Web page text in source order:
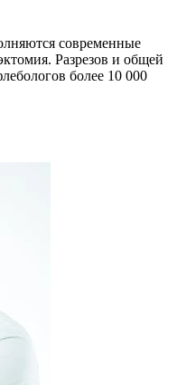
современные
Разрезов и общей
более 10 000